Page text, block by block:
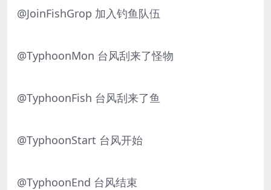
@JoinFishGrop 加入钓鱼队伍
@TyphoonMon 台风刮来了怪物
@TyphoonFish 台风刮来了鱼
@TyphoonStart 台风开始
@TyphoonEnd 台风结束